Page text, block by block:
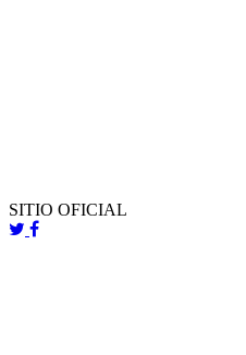
SITIO OFICIAL